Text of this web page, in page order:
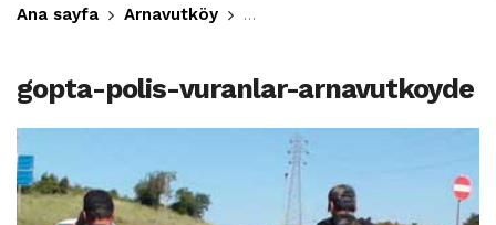
Ana sayfa Arnavutköy Gaziosmanpaşa’da polis
gopta-polis-vuranlar-arnavutkoyde